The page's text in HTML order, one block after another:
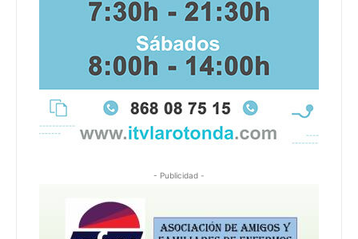
- Publicidad -